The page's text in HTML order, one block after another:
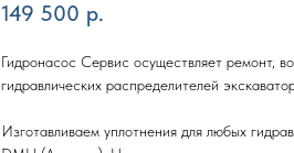
149 500 р.
Гидронасос Сервис осуществляет ремонт,
гидравлических распределителей
Изготавливаем уплотнения для любых